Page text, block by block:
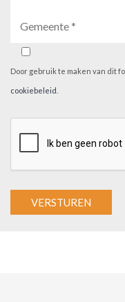
Door gebruik te maken van dit
cookiebeleid